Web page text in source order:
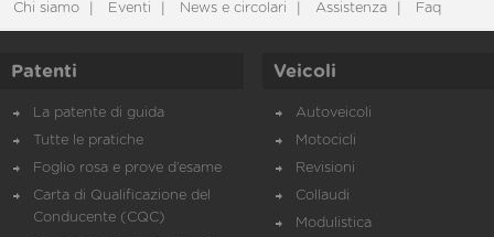
Chi siamo Eventi News e circolari Assistenza Faq
Patenti
La patente di guida
Tutte le pratiche
Foglio rosa e prove d’esame
Carta di Qualificazione del
Conducente (CQC)
Veicoli
Autoveicoli
Motocicli
Revisioni
Collaudi
Modulistica